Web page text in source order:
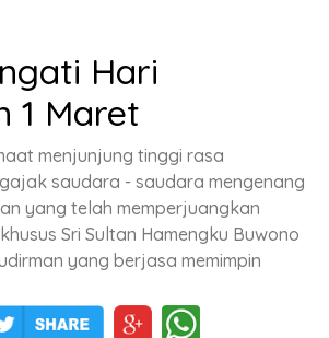
Hari
1 Maret
menjunjung tinggi rasa
saudara - saudara mengenang
yang telah memperjuangkan
Sri Sultan Hamengku Buwono
yang berjasa memimpin